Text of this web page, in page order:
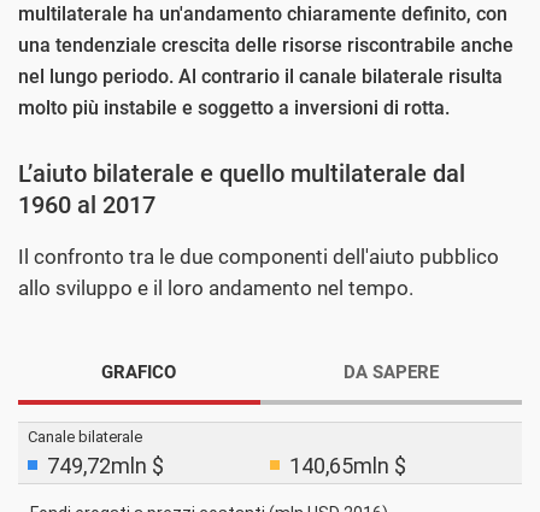
multilaterale ha un'andamento chiaramente definito, con
una tendenziale crescita delle risorse riscontrabile anche
nel lungo periodo. Al contrario il canale bilaterale risulta
molto più instabile e soggetto a inversioni di rotta.
L’aiuto bilaterale e quello multilaterale dal
1960 al 2017
Il confronto tra le due componenti dell'aiuto pubblico
allo sviluppo e il loro andamento nel tempo.
GRAFICO DA SAPERE